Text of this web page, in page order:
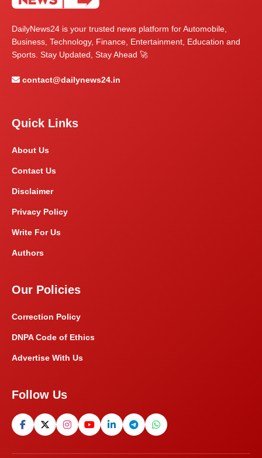
DailyNews24 is your trusted news platform for Automobile,
Business, Technology, Finance, Entertainment, Education and
Sports. Stay Updated, Stay Ahead 🚀
contact@dailynews24.in
Quick Links
About Us
Contact Us
Disclaimer
Privacy Policy
Write For Us
Authors
Our Policies
Correction Policy
DNPA Code of Ethics
Advertise With Us
Follow Us